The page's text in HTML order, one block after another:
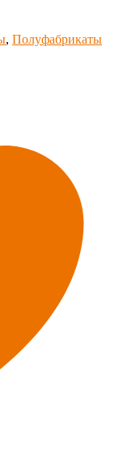
, Полуфабрикаты